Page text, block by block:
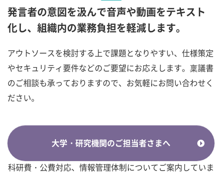
発言者の意図を汲んで音声や動画をテキスト
化し、組織内の業務負担を軽減します。
アウトソースを検討する上で課題となりやすい、仕様策定
やセキュリティ要件などのご要望にお応えします。稟議書
のご相談も承っておりますので、お気軽にお問い合わせく
ださい。
大学・研究機関のご担当者さまへ
科研費・公費対応、情報管理体制についてご案内していま